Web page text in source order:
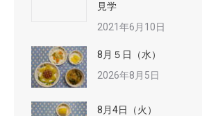
見学
2021年6月10日
8月５日（水）
2026年8月5日
8月4日（火）